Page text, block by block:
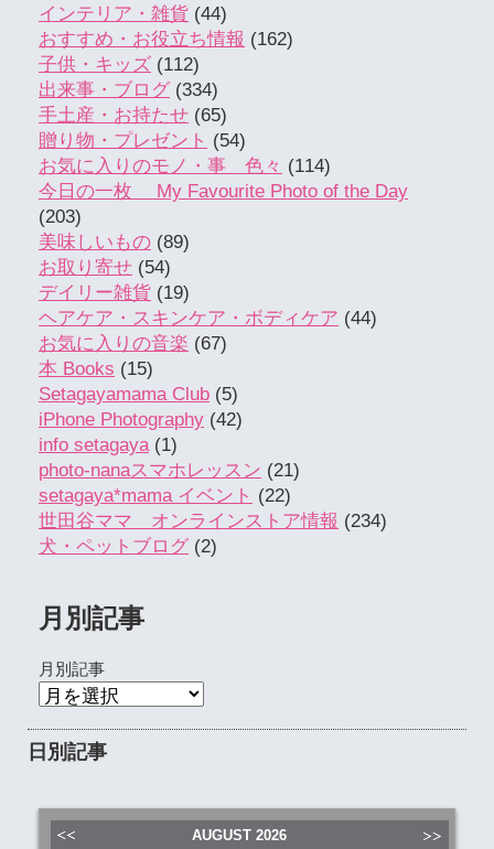
インテリア・雑貨 (44)
おすすめ・お役立ち情報 (162)
子供・キッズ (112)
出来事・ブログ (334)
手土産・お持たせ (65)
贈り物・プレゼント (54)
お気に入りのモノ・事 色々 (114)
今日の一枚 My Favourite Photo of the Day
(203)
美味しいもの (89)
お取り寄せ (54)
デイリー雑貨 (19)
ヘアケア・スキンケア・ボディケア (44)
お気に入りの音楽 (67)
本 Books (15)
Setagayamama Club (5)
iPhone Photography (42)
info setagaya(1)
photo-nanaスマホレッスン (21)
setagaya*mama イベント (22)
世田谷ママ オンラインストア情報 (234)
犬・ペットブログ (2)
月別記事
月別記事
日別記事
AUGUST 2026